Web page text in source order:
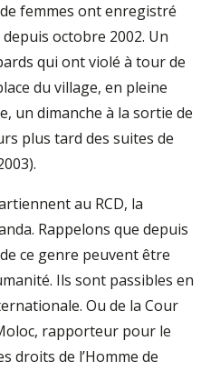
femmes ont enregistré
octobre 2002. Un
qui ont violé à tour de
du village, en pleine
un dimanche à la sortie de
plus tard des suites de
au RCD, la
Rappelons que depuis
ce genre peuvent être
Ils sont passibles en
Ou de la Cour
rapporteur pour le
droits de l’Homme de